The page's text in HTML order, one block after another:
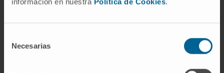
Necesarias
En investigación
capítulos en 11 libros de la especialidad.